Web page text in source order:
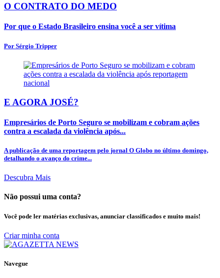
O CONTRATO DO MEDO
Por que o Estado Brasileiro ensina você a ser vítima
Por Sérgio Tripper
E AGORA JOSÉ?
Empresários de Porto Seguro se mobilizam e cobram ações
contra a escalada da violência após...
A publicação de uma reportagem pelo jornal O Globo no último domingo,
detalhando o avanço do crime...
Descubra Mais
Não possui uma conta?
Você pode ler matérias exclusivas, anunciar classificados e muito mais!
Criar minha conta
Navegue